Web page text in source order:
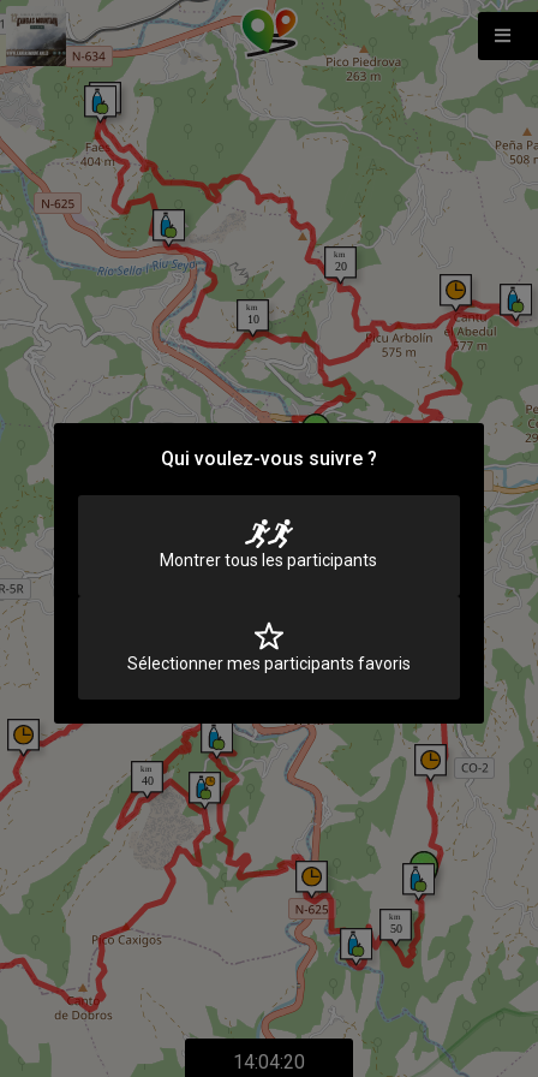
Qui voulez-vous suivre ?
Montrer tous les participants
Sélectionner mes participants favoris
14:04:20